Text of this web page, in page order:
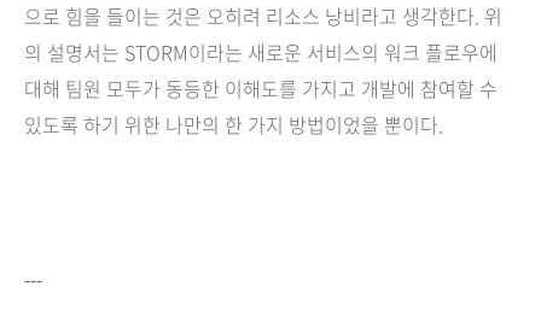
으로 힘을 들이는 것은 오히려 리소스 낭비라고 생각한다. 위
의 설명서는 STORM이라는 새로운 서비스의 워크 플로우에
대해 팀원 모두가 동등한 이해도를 가지고 개발에 참여할 수
있도록 하기 위한 나만의 한 가지 방법이었을 뿐이다.
---